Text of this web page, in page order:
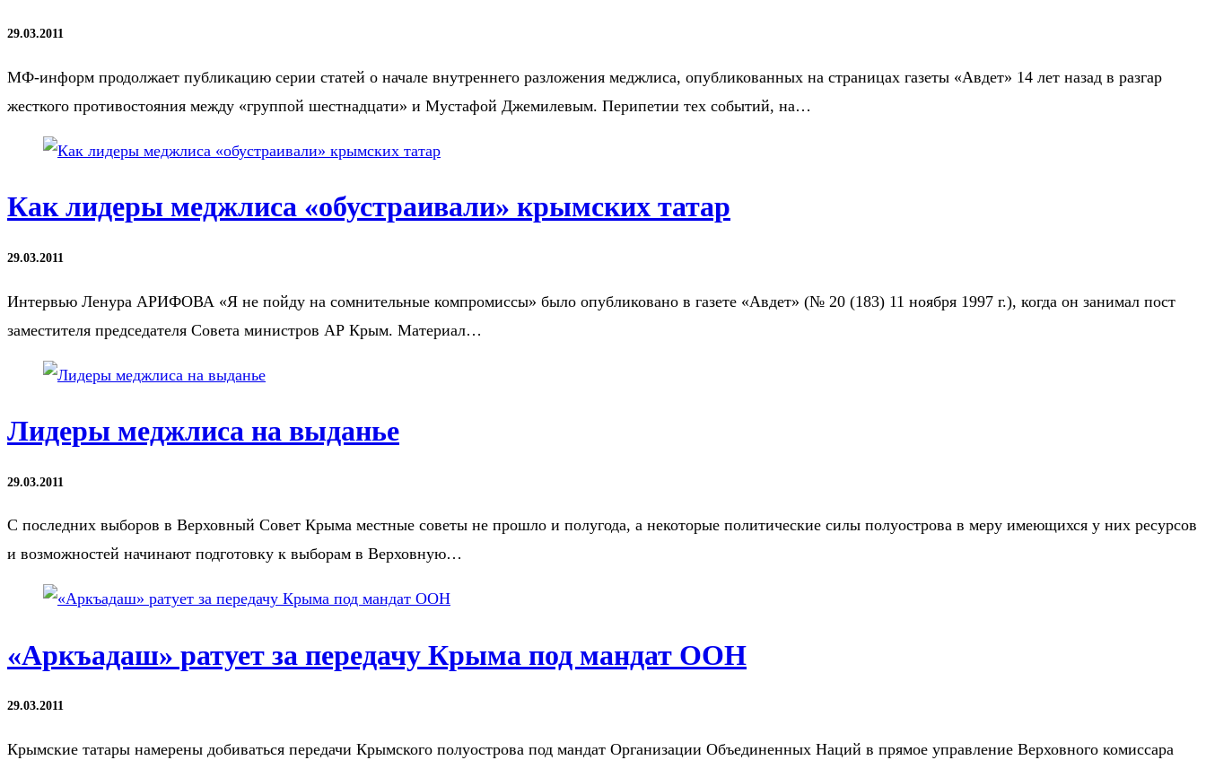
29.03.2011
МФ-информ продолжает публикацию серии статей о начале внутреннего разложения меджлиса, опубликованных на страницах газеты «Авдет» 14 лет назад в разгар
жесткого противостояния между «группой шестнадцати» и Мустафой Джемилевым. Перипетии тех событий, на…
Как лидеры меджлиса «обустраивали» крымских татар
29.03.2011
Интервью Ленура АРИФОВА «Я не пойду на сомнительные компромиссы» было опубликовано в газете «Авдет» (№ 20 (183) 11 ноября 1997 г.), когда он занимал пост
заместителя председателя Совета министров АР Крым. Материал…
Лидеры меджлиса на выданье
29.03.2011
С последних выборов в Верховный Совет Крыма местные советы не прошло и полугода, а некоторые политические силы полуострова в меру имеющихся у них ресурсов
и возможностей начинают подготовку к выборам в Верховную…
«Аркъадаш» ратует за передачу Крыма под мандат ООН
29.03.2011
Крымские татары намерены добиваться передачи Крымского полуострова под мандат Организации Объединенных Наций в прямое управление Верховного комиссара